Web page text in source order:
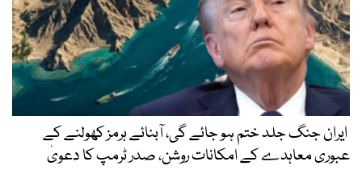
ایران جنگ جلد ختم ہو جائے گی، آبنائے ہرمز کھولنے کے
عبوری معاہدے کے امکانات روشن، صدر ٹرمپ کا دعویٰ